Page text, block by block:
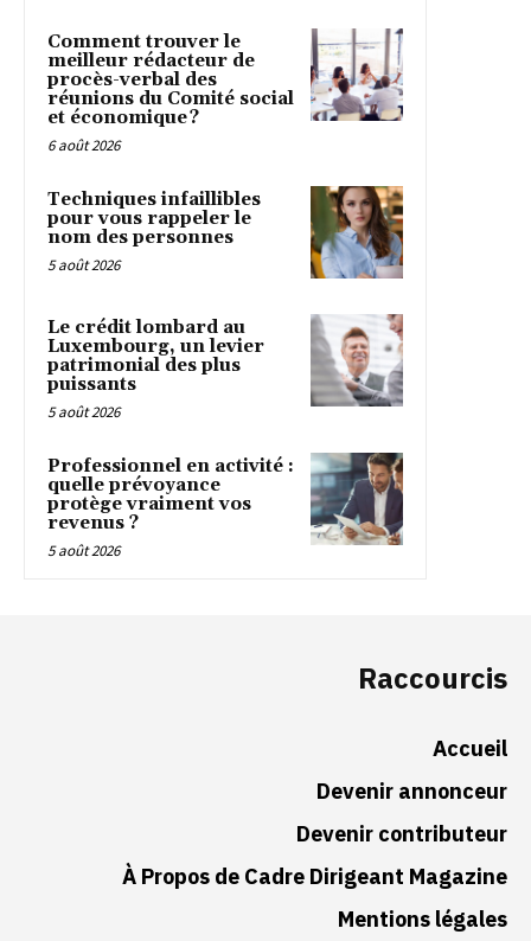
Comment trouver le
meilleur rédacteur de
procès-verbal des
réunions du Comité social
et économique ?
6 août 2026
Techniques infaillibles
pour vous rappeler le
nom des personnes
5 août 2026
Le crédit lombard au
Luxembourg, un levier
patrimonial des plus
puissants
5 août 2026
Professionnel en activité :
quelle prévoyance
protège vraiment vos
revenus ?
5 août 2026
Raccourcis
Accueil
Devenir annonceur
Devenir contributeur
À Propos de Cadre Dirigeant Magazine
Mentions légales